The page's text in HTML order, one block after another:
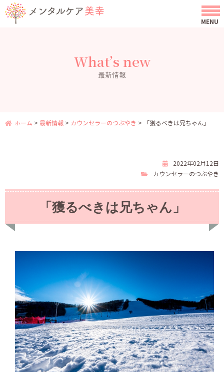
What’s new
最新情報
ホーム > 最新情報 > カウンセラーのつぶやき > 「獲るべきは兄ちゃん」
2022年02月12日
カウンセラーのつぶやき
「獲るべきは兄ちゃん」